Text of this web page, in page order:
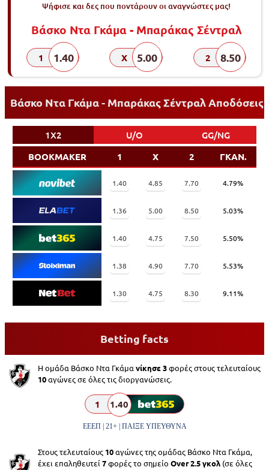
Ψήφισε και δες που ποντάρουν οι αναγνώστες μας!
Βάσκο Ντα Γκάμα - Μπαράκας Σέντραλ
1 1.40 X 5.00 2 8.50
Βάσκο Ντα Γκάμα - Μπαράκας Σέντραλ Αποδόσεις
1X2 U/O
GG/NG
BOOKMAKER
1 X 2 ΓΚΑΝ.
1.40 4.85 7.70 4.79%
1.36 5.00 8.50 5.03%
1.40 4.75 7.50 5.50%
1.38 4.90 7.70 5.53%
1.30 4.75 8.30 9.11%
Betting facts
Η ομάδα Βάσκο Ντα Γκάμα νίκησε 3φορές στους τελευταίους
10αγώνες σε όλες τις διοργανώσεις.
1 1.40
ΕΕΕΠ | 21+ | ΠΑΙΞΕ ΥΠΕΥΘΥΝΑ
Στους τελευταίους 10αγώνες της ομάδας Βάσκο Ντα Γκάμα,
έχει επαληθευτεί 7φορές το σημείο Over 2.5 γκολ (σε όλες